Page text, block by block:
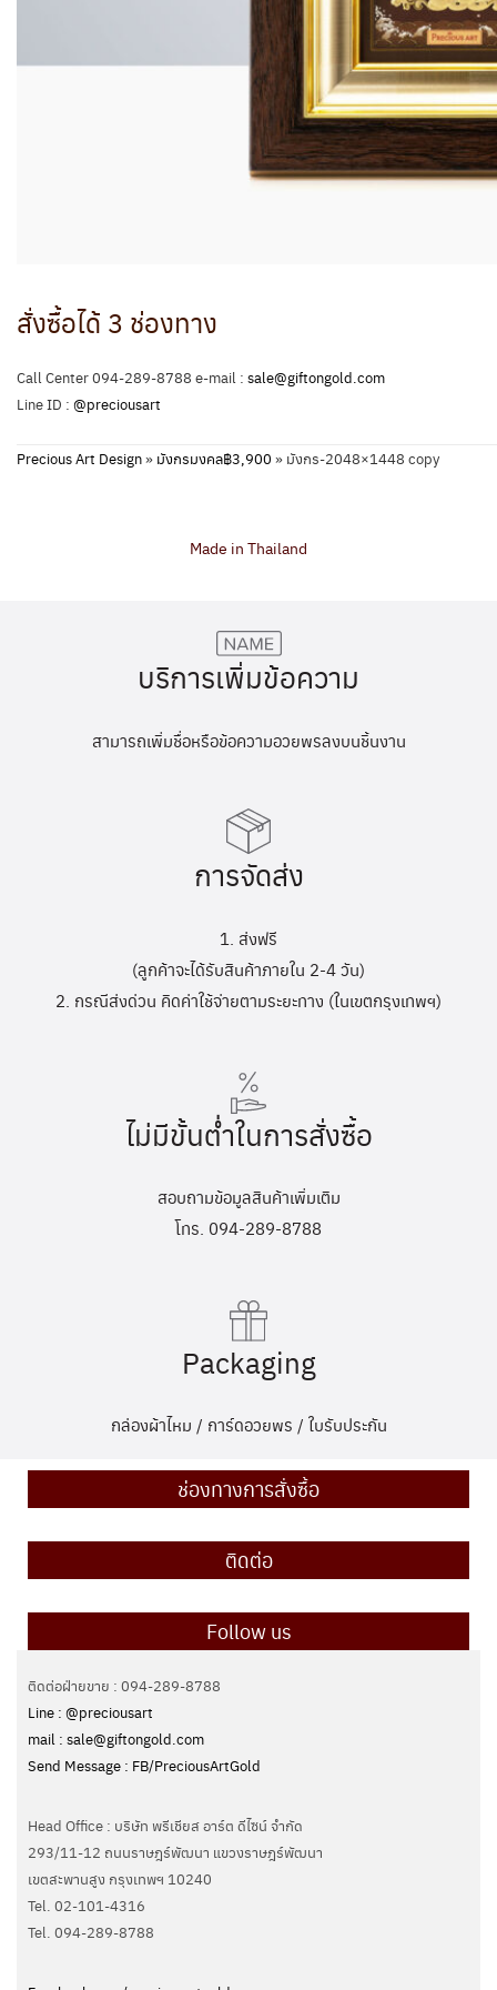
สั่งซื้อได้ 3 ช่องทาง
Call Center 094-289-8788 e-mail : sale@giftongold.com
Line ID : @preciousart
Precious Art Design» มังกรมงคล฿3,900 » มังกร-2048×1448 copy
Made in Thailand
บริการเพิ่มข้อความ
สามารถเพิ่มชื่อหรือข้อความอวยพรลงบนชิ้นงาน
การจัดส่ง
1. ส่งฟรี
(ลูกค้าจะได้รับสินค้าภายใน 2-4 วัน)
2. กรณีส่งด่วน คิดค่าใช้จ่ายตามระยะทาง (ในเขตกรุงเทพฯ)
ไม่มีขั้นต่ำในการสั่งซื้อ
สอบถามข้อมูลสินค้าเพิ่มเติม
โทร. 094-289-8788
Packaging
กล่องผ้าไหม / การ์ดอวยพร / ใบรับประกัน
ช่องทางการสั่งซื้อ
ติดต่อ
Follow us
ติดต่อฝ่ายขาย : 094-289-8788
Line : @preciousart
mail : sale@giftongold.com
Send Message : FB/PreciousArtGold
Head Office : บริษัท พรีเชียส อาร์ต ดีไซน์ จำกัด
293/11-12 ถนนราษฎร์พัฒนา แขวงราษฎร์พัฒนา
เขตสะพานสูง กรุงเทพฯ 10240
Tel. 02-101-4316
Tel. ‭094-289-8788‬